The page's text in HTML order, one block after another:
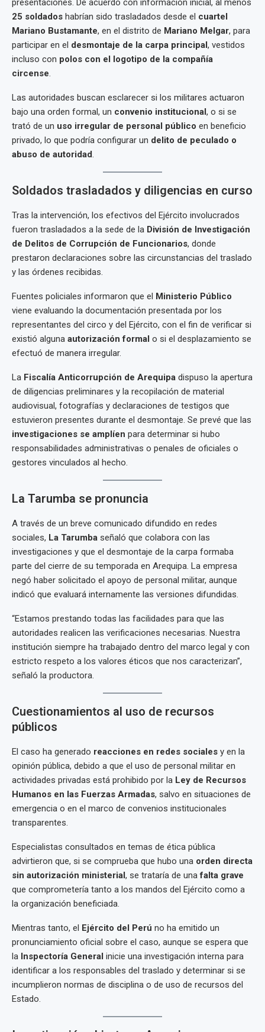
presentaciones. De acuerdo con información inicial, al menos
25 soldados habrían sido trasladados desde el cuartel
Mariano Bustamante, en el distrito de Mariano Melgar, para
participar en el desmontaje de la carpa principal , vestidos
incluso con polos con el logotipo de la compañía
circense.
Las autoridades buscan esclarecer si los militares actuaron
bajo una orden formal, un convenio institucional , o si se
trató de un uso irregular de personal público en beneficio
privado, lo que podría configurar un delito de peculado o
abuso de autoridad.
Soldados trasladados y diligencias en curso
Tras la intervención, los efectivos del Ejército involucrados
fueron trasladados a la sede de la División de Investigación
de Delitos de Corrupción de Funcionarios, donde
prestaron declaraciones sobre las circunstancias del traslado
y las órdenes recibidas.
Fuentes policiales informaron que el
Ministerio Público
viene evaluando la documentación presentada por los
representantes del circo y del Ejército, con el fin de verificar si
existió alguna autorización formal o si el desplazamiento se
efectuó de manera irregular.
La Fiscalía Anticorrupción de Arequipa dispuso la apertura
de diligencias preliminares y la recopilación de material
audiovisual, fotografías y declaraciones de testigos que
estuvieron presentes durante el desmontaje. Se prevé que las
investigaciones se amplíen para determinar si hubo
responsabilidades administrativas o penales de oficiales o
gestores vinculados al hecho.
La Tarumba se pronuncia
A través de un breve comunicado difundido en redes
sociales, La Tarumba señaló que colabora con las
investigaciones y que el desmontaje de la carpa formaba
parte del cierre de su temporada en Arequipa. La empresa
negó haber solicitado el apoyo de personal militar, aunque
indicó que evaluará internamente las versiones difundidas.
“Estamos prestando todas las facilidades para que las
autoridades realicen las verificaciones necesarias. Nuestra
institución siempre ha trabajado dentro del marco legal y con
estricto respeto a los valores éticos que nos caracterizan”,
señaló la productora.
Cuestionamientos al uso de recursos
públicos
El caso ha generado reacciones en redes sociales y en la
opinión pública, debido a que el uso de personal militar en
actividades privadas está prohibido por la Ley de Recursos
Humanos en las Fuerzas Armadas, salvo en situaciones de
emergencia o en el marco de convenios institucionales
transparentes.
Especialistas consultados en temas de ética pública
advirtieron que, si se comprueba que hubo una orden directa
sin autorización ministerial , se trataría de unafalta grave
que comprometería tanto a los mandos del Ejército como a
la organización beneficiada.
Mientras tanto, el Ejército del Perú no ha emitido un
pronunciamiento oficial sobre el caso, aunque se espera que
la Inspectoría General inicie una investigación interna para
identificar a los responsables del traslado y determinar si se
incumplieron normas de disciplina o de uso de recursos del
Estado.